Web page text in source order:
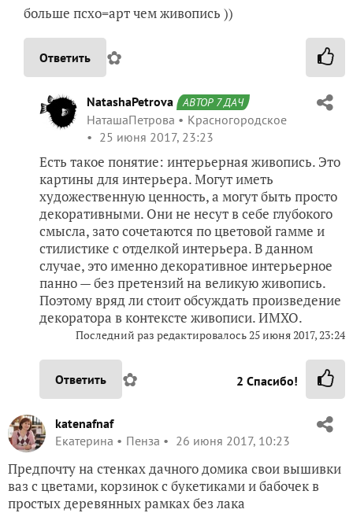
больше псхо=арт чем живопись ))
Ответить ✿
NatashaPetrova АВТОР 7 ДАЧ
НаташаПетрова
Красногородское
25 июня 2017, 23:23
Есть такое понятие: интерьерная живопись. Это
картины для интерьера. Могут иметь
художественную ценность, а могут быть просто
декоративными. Они не несут в себе глубокого
смысла, зато сочетаются по цветовой гамме и
стилистике с отделкой интерьера. В данном
случае, это именно декоративное интерьерное
панно — без претензий на великую живопись.
Поэтому вряд ли стоит обсуждать произведение
декоратора в контексте живописи. ИМХО.
Последний раз редактировалось25 июня 2017, 23:24
Ответить ✿ 2 Спасибо!
katenafnaf
Екатерина
Пенза 26 июня 2017, 10:23
Предпочту на стенках дачного домика свои вышивки
ваз с цветами, корзинок с букетиками и бабочек в
простых деревянных рамках без лака